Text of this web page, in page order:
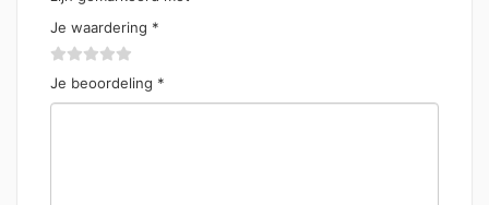
Je waardering *
Je beoordeling *